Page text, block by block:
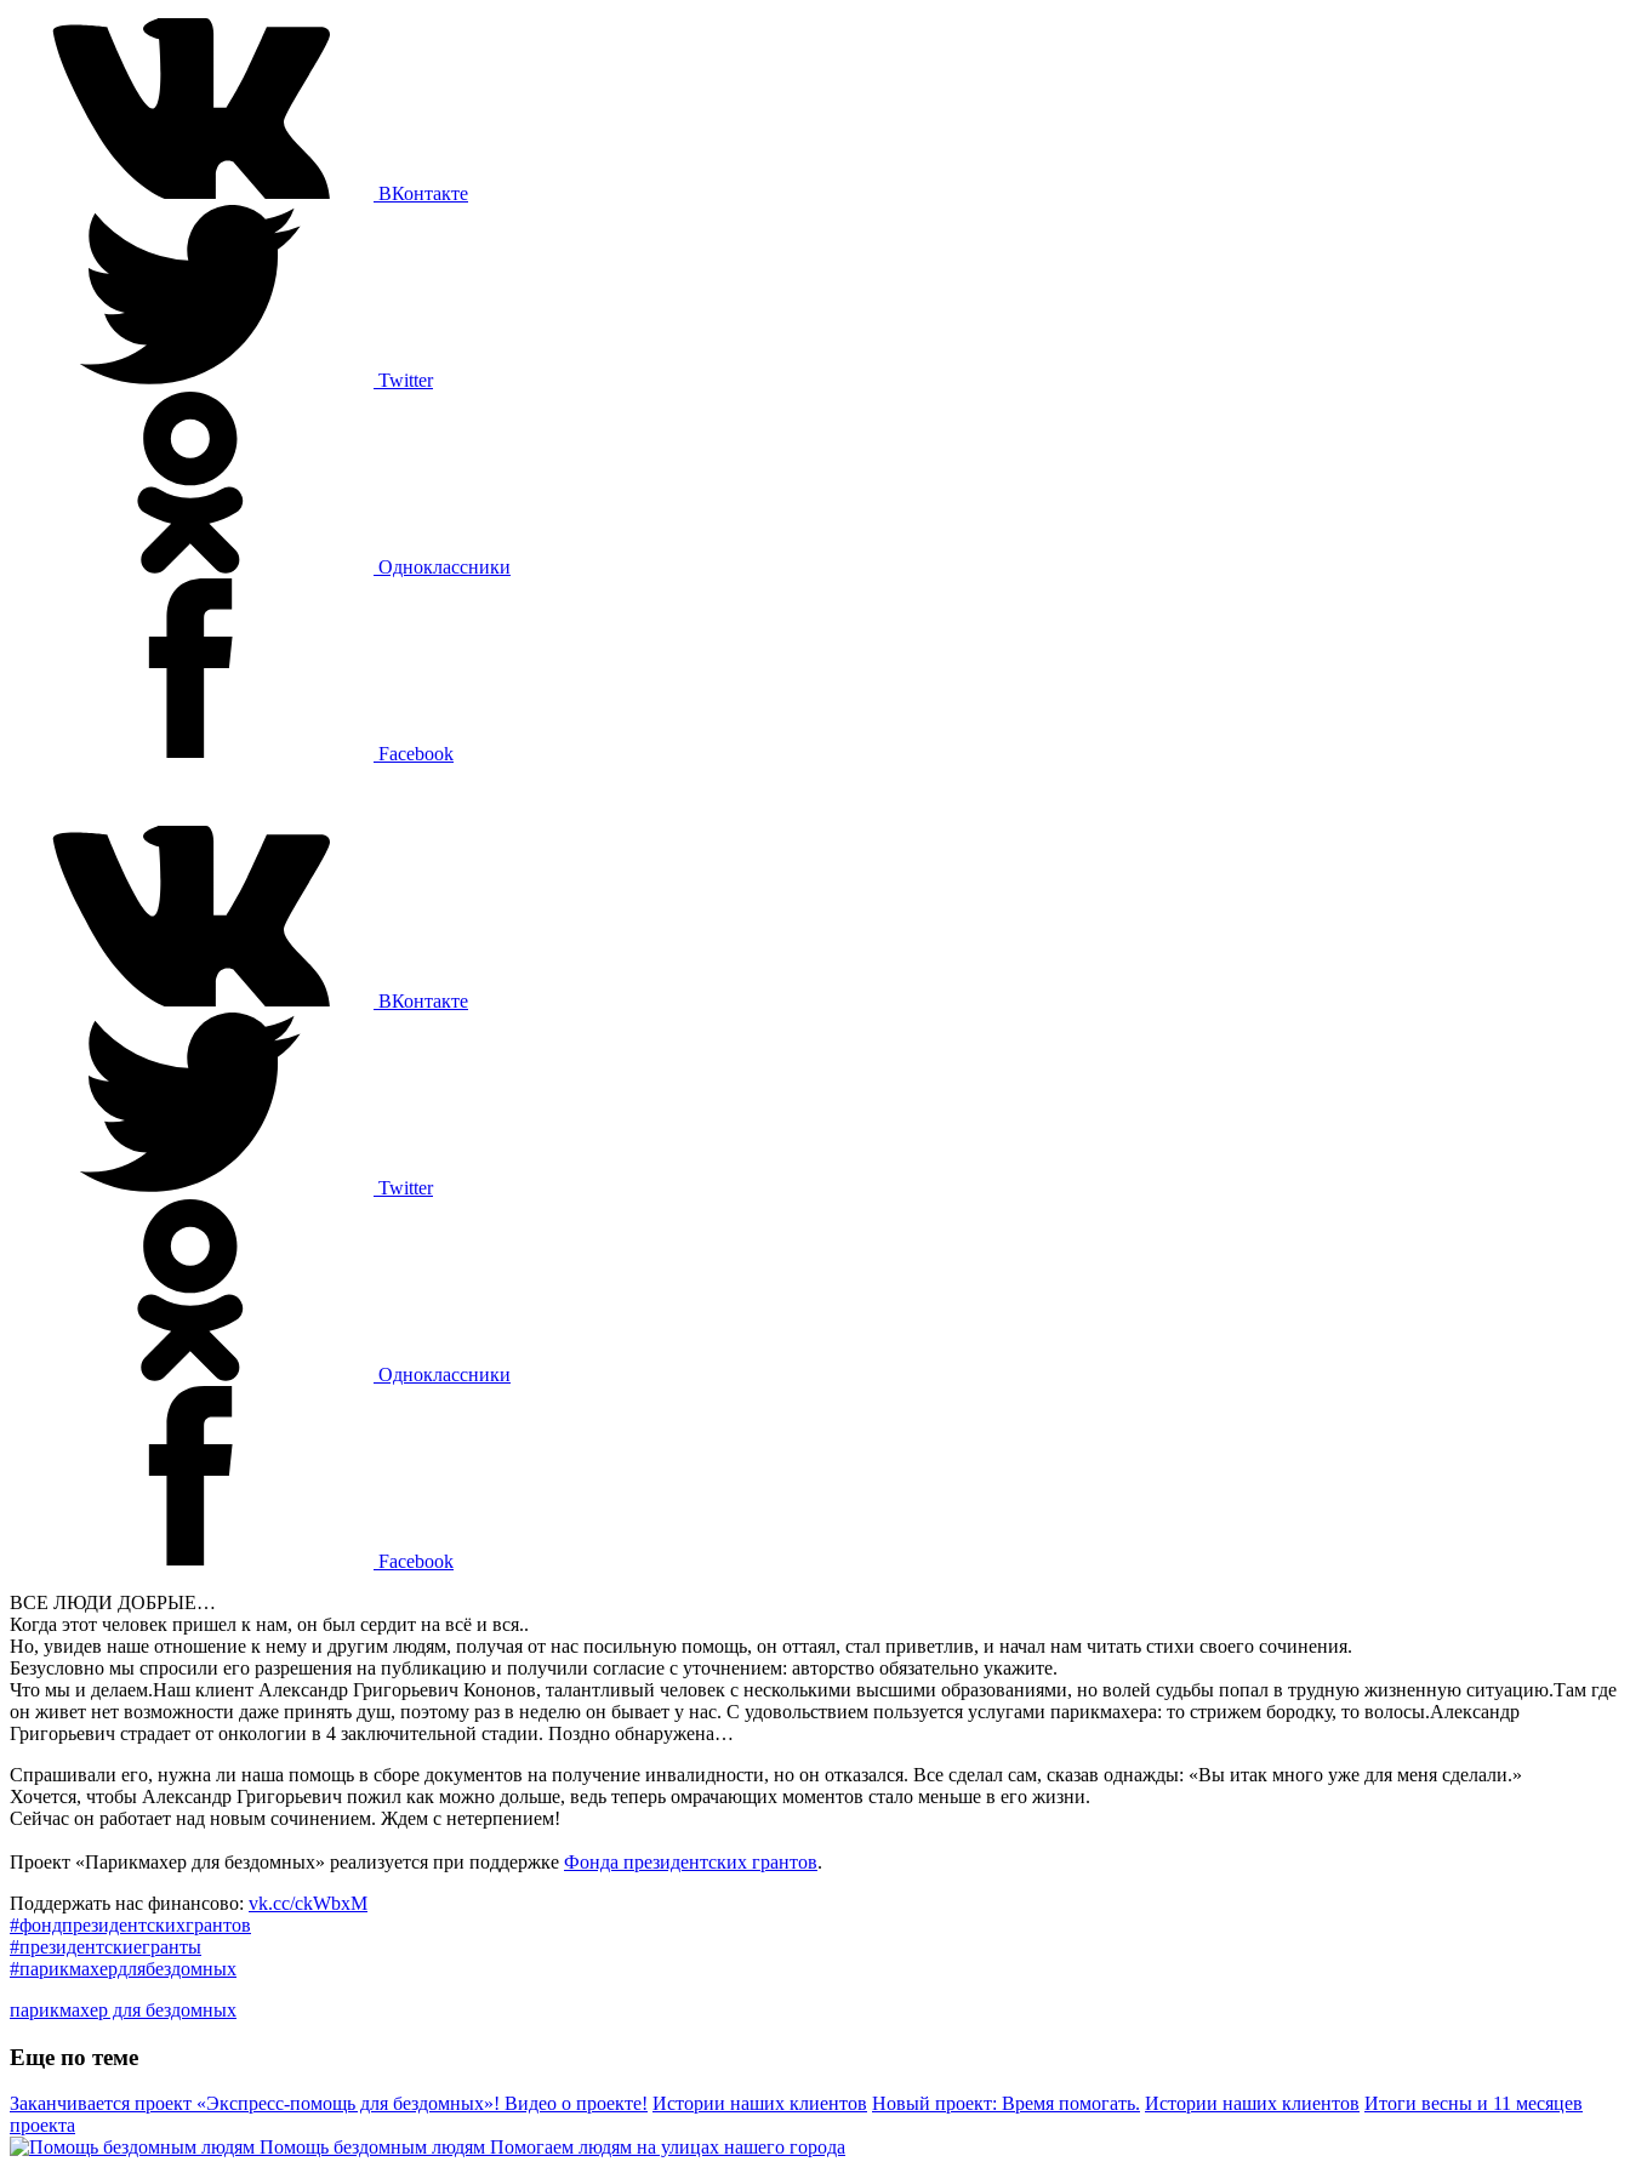
ВКонтакте
Twitter
Одноклассники
Facebook
ВКонтакте
Twitter
Одноклассники
Facebook
ВСЕ ЛЮДИ ДОБРЫЕ…
Когда этот человек пришел к нам, он был сердит на всё и вся..
Но, увидев наше отношение к нему и другим людям, получая от нас посильную помощь, он оттаял, стал приветлив, и начал нам читать стихи своего сочинения.
Безусловно мы спросили его разрешения на публикацию и получили согласие с уточнением: авторство обязательно укажите.
Что мы и делаем.Наш клиент Александр Григорьевич Кононов, талантливый человек с несколькими высшими образованиями, но волей судьбы попал в трудную жизненную ситуацию.Там где
он живет нет возможности даже принять душ, поэтому раз в неделю он бывает у нас. С удовольствием пользуется услугами парикмахера: то стрижем бородку, то волосы.Александр
Григорьевич страдает от онкологии в 4 заключительной стадии. Поздно обнаружена…
Спрашивали его, нужна ли наша помощь в сборе документов на получение инвалидности, но он отказался. Все сделал сам, сказав однажды: «Вы итак много уже для меня сделали.»
Хочется, чтобы Александр Григорьевич пожил как можно дольше, ведь теперь омрачающих моментов стало меньше в его жизни.
Сейчас он работает над новым сочинением. Ждем с нетерпением!
Проект «Парикмахер для бездомных» реализуется при поддержке Фонда президентских грантов.
Поддержать нас финансово: vk.cc/ckWbxM
#фондпрезидентскихгрантов
#президентскиегранты
#парикмахердлябездомных
парикмахер для бездомных
Еще по теме
Заканчивается проект «Экспресс-помощь для бездомных»! Видео о проекте! Истории наших клиентов Новый проект: Время помогать. Истории наших клиентов Итоги весны и 11 месяцев
проекта
Помощь бездомным людям Помогаем людям на улицах нашего города